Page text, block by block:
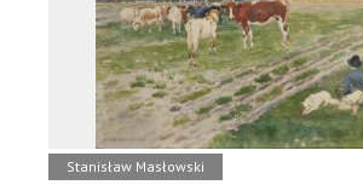
Stanisław Masłowski